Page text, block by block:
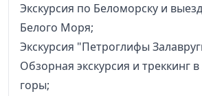
Экскурсия по Беломорску и
Белого Моря;
Экскурсия "Петроглифы
Обзорная экскурсия и треккинг
горы;